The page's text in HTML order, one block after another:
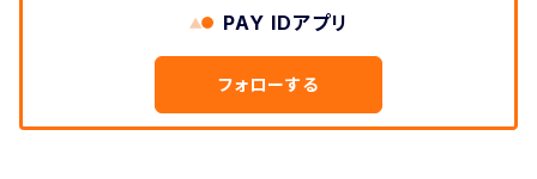
PAY IDアプリ
フォローする